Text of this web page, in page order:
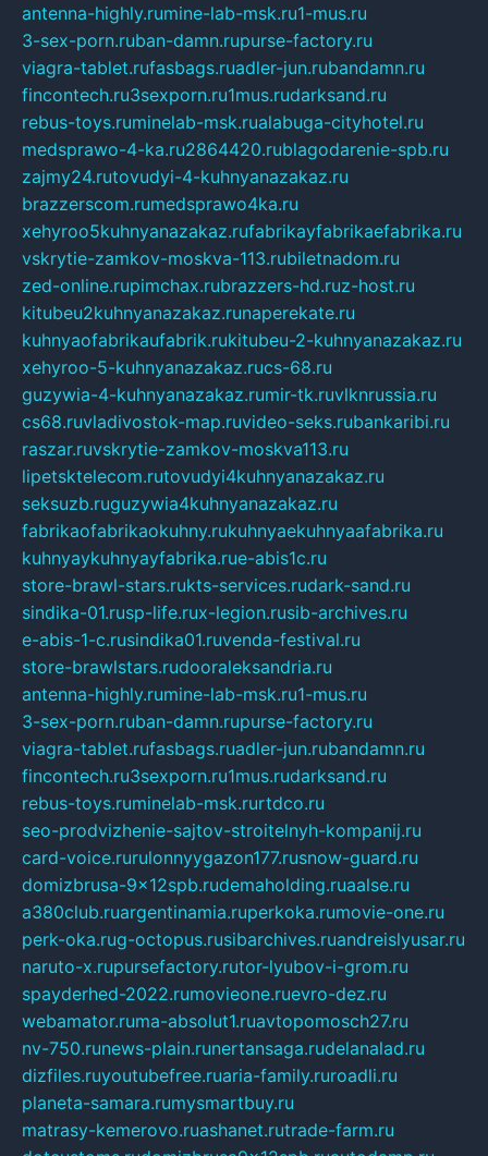
antenna-highly.rumine-lab-msk.ru1-mus.ru
3-sex-porn.ruban-damn.rupurse-factory.ru
viagra-tablet.rufasbags.ruadler-jun.rubandamn.ru
fincontech.ru3sexporn.ru1mus.rudarksand.ru
rebus-toys.ruminelab-msk.rualabuga-cityhotel.ru
medsprawo-4-ka.ru2864420.rublagodarenie-spb.ru
zajmy24.rutovudyi-4-kuhnyanazakaz.ru
brazzerscom.rumedsprawo4ka.ru
xehyroo5kuhnyanazakaz.rufabrikayfabrikaefabrika.ru
vskrytie-zamkov-moskva-113.rubiletnadom.ru
zed-online.rupimchax.rubrazzers-hd.ruz-host.ru
kitubeu2kuhnyanazakaz.runaperekate.ru
kuhnyaofabrikaufabrik.rukitubeu-2-kuhnyanazakaz.ru
xehyroo-5-kuhnyanazakaz.rucs-68.ru
guzywia-4-kuhnyanazakaz.rumir-tk.ruvlknrussia.ru
cs68.ruvladivostok-map.ruvideo-seks.rubankaribi.ru
raszar.ruvskrytie-zamkov-moskva113.ru
lipetsktelecom.rutovudyi4kuhnyanazakaz.ru
seksuzb.ruguzywia4kuhnyanazakaz.ru
fabrikaofabrikaokuhny.rukuhnyaekuhnyaafabrika.ru
kuhnyaykuhnyayfabrika.rue-abis1c.ru
store-brawl-stars.rukts-services.rudark-sand.ru
sindika-01.rusp-life.rux-legion.rusib-archives.ru
e-abis-1-c.rusindika01.ruvenda-festival.ru
store-brawlstars.rudooraleksandria.ru
antenna-highly.rumine-lab-msk.ru1-mus.ru
3-sex-porn.ruban-damn.rupurse-factory.ru
viagra-tablet.rufasbags.ruadler-jun.rubandamn.ru
fincontech.ru3sexporn.ru1mus.rudarksand.ru
rebus-toys.ruminelab-msk.rurtdco.ru
seo-prodvizhenie-sajtov-stroitelnyh-kompanij.ru
card-voice.rurulonnyygazon177.rusnow-guard.ru
domizbrusa-9x12spb.rudemaholding.ruaalse.ru
a380club.ruargentinamia.ruperkoka.rumovie-one.ru
perk-oka.rug-octopus.rusibarchives.ruandreislyusar.ru
naruto-x.rupursefactory.rutor-lyubov-i-grom.ru
spayderhed-2022.rumovieone.ruevro-dez.ru
webamator.ruma-absolut1.ruavtopomosch27.ru
nv-750.runews-plain.runertansaga.rudelanalad.ru
dizfiles.ruyoutubefree.ruaria-family.ruroadli.ru
planeta-samara.rumysmartbuy.ru
matrasy-kemerovo.ruashanet.rutrade-farm.ru